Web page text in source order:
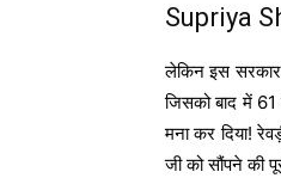
Supriya
लेकिन इस सरकार
जिसको बाद में 61
मना कर दिया!
जी को सौंपने की